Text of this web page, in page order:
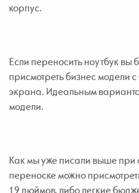
корпус.
Если переносить ноутбук вы
присмотреть бизнес модели
экрана. Идеальным
модели.
Как мы уже писали выше при
переноске можно
19 дюймов, либо легкие